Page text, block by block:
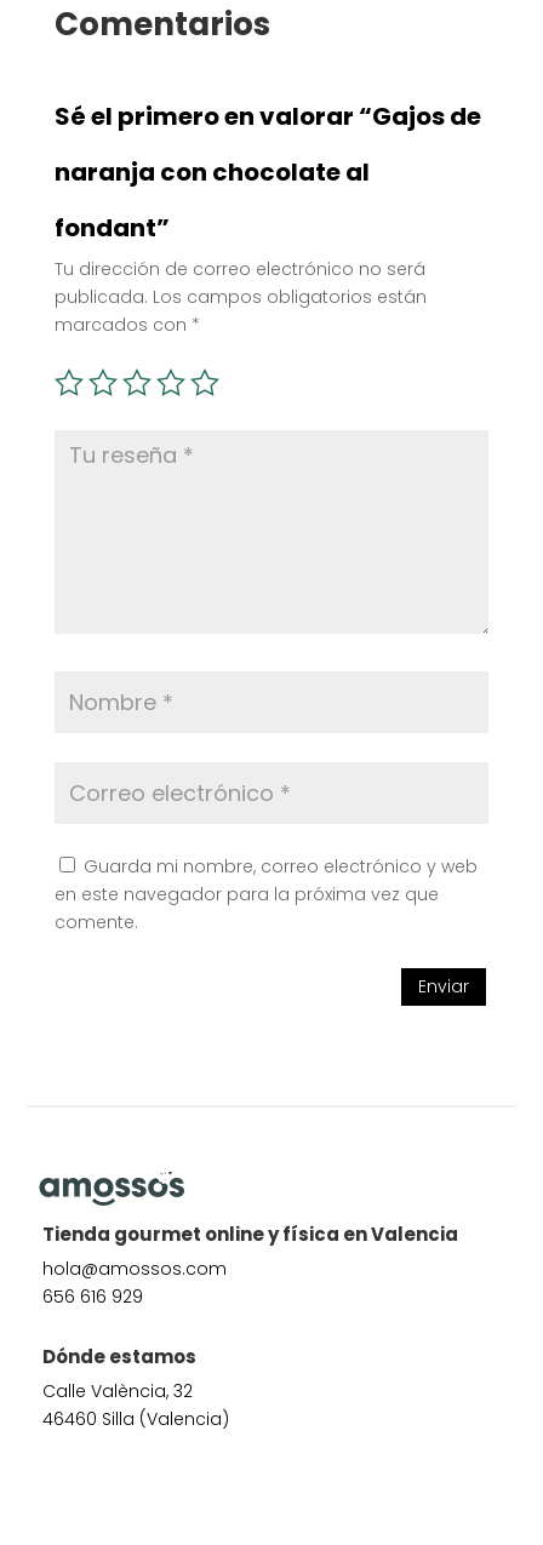
Comentarios
Sé el primero en valorar “Gajos de
naranja con chocolate al
fondant”
Tu dirección de correo electrónico no será
publicada. Los campos obligatorios están
marcados con *
Guarda mi nombre, correo electrónico y web
en este navegador para la próxima vez que
comente.
Enviar
Tienda gourmet online y física en Valencia
hola@amossos.com
656 616 929
Dónde estamos
Calle València, 32
46460 Silla (Valencia)